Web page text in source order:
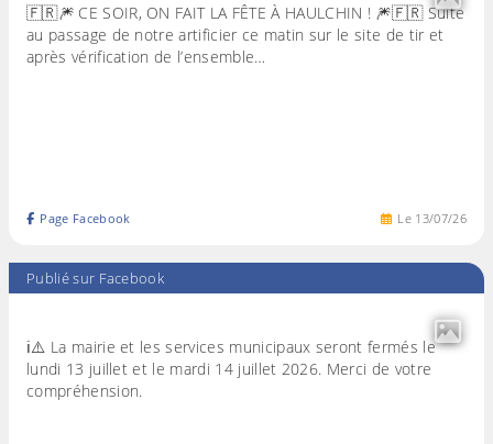
🇫🇷🎆 CE SOIR, ON FAIT LA FÊTE À HAULCHIN ! 🎆🇫🇷 Suite
au passage de notre artificier ce matin sur le site de tir et
après vérification de l’ensemble…
Le 13/07/26
Page Facebook
Publié sur Facebook
ℹ️⚠️ La mairie et les services municipaux seront fermés le
lundi 13 juillet et le mardi 14 juillet 2026. Merci de votre
compréhension.